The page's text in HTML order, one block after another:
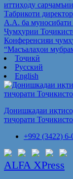
иттиҳоду
Табрикоти
А.А. ба муносибати
Ҷумҳурии
Конференсияи
“Масъалаҳои
Тоҷикӣ
Русский
English
Донишкадаи
тиҷорати
+992 (3422) 6-
ALFA XPress